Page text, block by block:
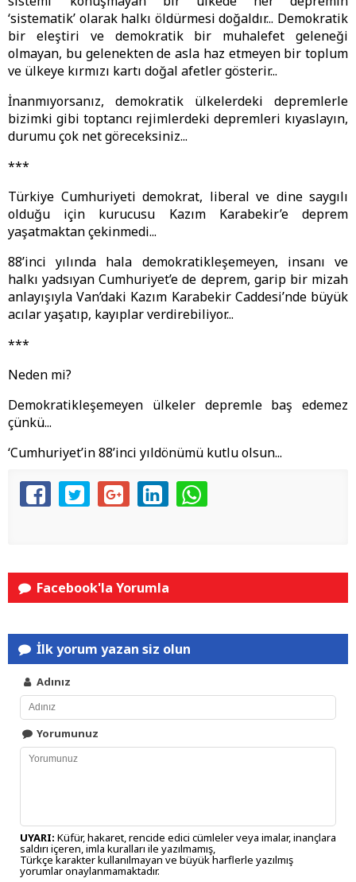
‘sistematik’ olarak halkı öldürmesi doğaldır... Demokratik
bir eleştiri ve demokratik bir muhalefet geleneği
olmayan, bu gelenekten de asla haz etmeyen bir toplum
ve ülkeye kırmızı kartı doğal afetler gösterir...
İnanmıyorsanız, demokratik ülkelerdeki depremlerle
bizimki gibi toptancı rejimlerdeki depremleri kıyaslayın,
durumu çok net göreceksiniz...
***
Türkiye Cumhuriyeti demokrat, liberal ve dine saygılı
olduğu için kurucusu Kazım Karabekir’e deprem
yaşatmaktan çekinmedi...
88’inci yılında hala demokratikleşemeyen, insanı ve
halkı yadsıyan Cumhuriyet’e de deprem, garip bir mizah
anlayışıyla Van’daki Kazım Karabekir Caddesi’nde büyük
acılar yaşatıp, kayıplar verdirebiliyor...
***
Neden mi?
Demokratikleşemeyen ülkeler depremle baş edemez
çünkü...
‘Cumhuriyet’in 88’inci yıldönümü kutlu olsun...
Facebook'la Yorumla
İlk yorum yazan siz olun
Adınız
Yorumunuz
UYARI: Küfür, hakaret, rencide edici cümleler veya imalar, inançlara
saldırı içeren, imla kuralları ile yazılmamış,
Türkçe karakter kullanılmayan ve büyük harflerle yazılmış
yorumlar onaylanmamaktadır.